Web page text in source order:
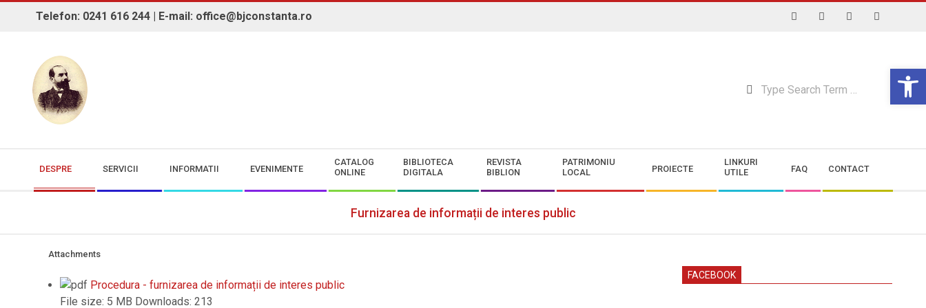
Telefon: 0241 616 244 | E-mail: office@bjconstanta.ro
Navigation
Menu
DESPRE SERVICII INFORMATII EVENIMENTE
CATALOG
ONLINE
BIBLIOTECA
DIGITALA
REVISTA
BIBLION
PATRIMONIU
LOCAL
PROIECTE
LINKURI
UTILE
FAQ CONTACT
Furnizarea de informații de interes public
Attachments
Procedura - furnizarea de informații de interes public
File size: 5 MB Downloads: 213
FACEBOOK